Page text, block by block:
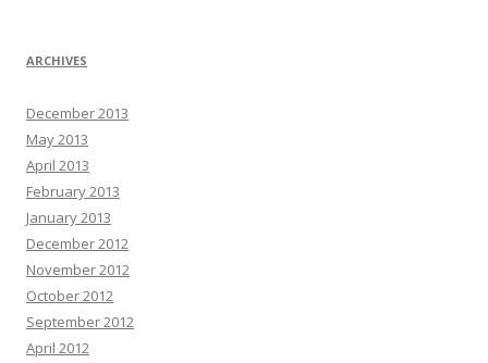
ARCHIVES
December 2013
May 2013
April 2013
February 2013
January 2013
December 2012
November 2012
October 2012
September 2012
April 2012